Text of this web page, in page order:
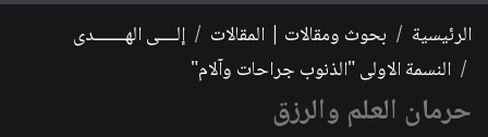
الرئيسية بحوث ومقالات | المقالات
إلــــى الهـــــــدى
النسمة الاولى "الذنوب جراحات وآلام"
حرمان العلم والرزق